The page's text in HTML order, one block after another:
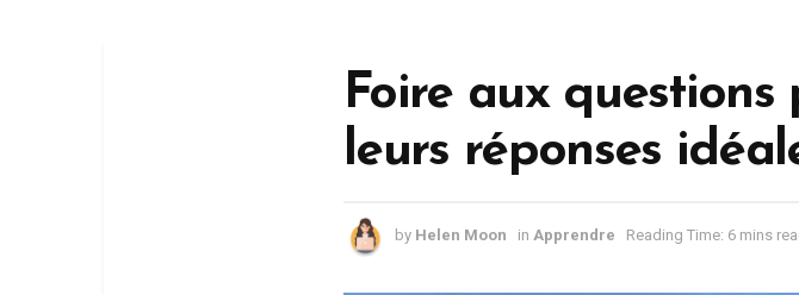
Foire aux
leurs réponses
by Helen Moon in Apprendre Reading Time: 6 mins